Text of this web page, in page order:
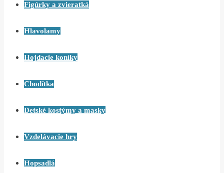
Figúrky a zvieratká
Hlavolamy
Hojdacie koníky
Chodítka
Detské kostýmy a masky
Vzdelávacie hry
Hopsadlá